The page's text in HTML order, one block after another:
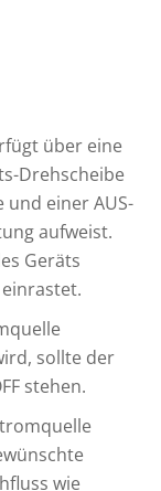
über eine
Drehscheibe
einer AUS-
aufweist.
Geräts
sollte der
stehen.
wie